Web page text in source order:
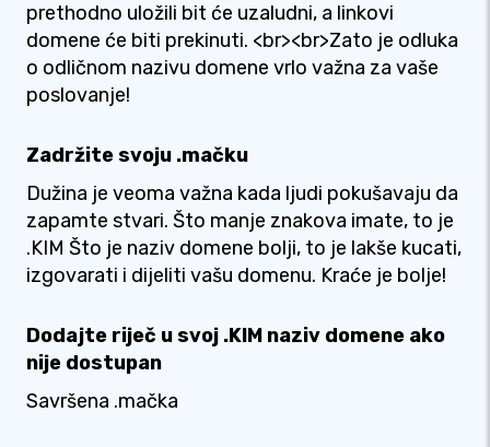
prethodno uložili bit će uzaludni, a linkovi
domene će biti prekinuti. <br><br>Zato je odluka
o odličnom nazivu domene vrlo važna za vaše
poslovanje!
Zadržite svoju .mačku
Dužina je veoma važna kada ljudi pokušavaju da
zapamte stvari. Što manje znakova imate, to je
.KIM Što je naziv domene bolji, to je lakše kucati,
izgovarati i dijeliti vašu domenu. Kraće je bolje!
Dodajte riječ u svoj .KIM naziv domene ako
nije dostupan
Savršena .mačka